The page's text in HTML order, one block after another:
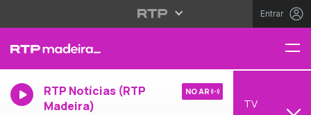
Entrar
RTP Notícias (RTP
Madeira)
NO AR
TV